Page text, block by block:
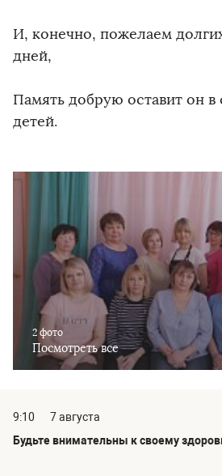
И, конечно, пожелаем
дней,
Память добрую оставит он в
детей.
2 фото
Посмотреть все
9:10
7 августа
Будьте внимательны к своему